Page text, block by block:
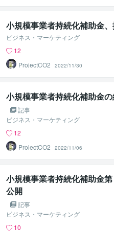
小規模事業者持続化補助金、
ビジネス・マーケティング
12
ProjectCO2
2022/11/30
小規模事業者持続化補助金
記事
ビジネス・マーケティング
12
ProjectCO2
2022/11/06
小規模事業者持続化補助金
公開
記事
ビジネス・マーケティング
10